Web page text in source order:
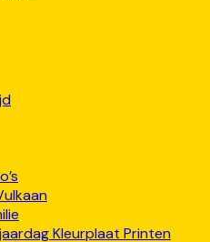
Kleurplaat Printen